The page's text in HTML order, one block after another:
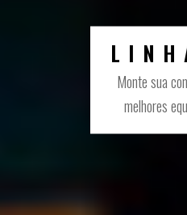
Tudo o que
seu